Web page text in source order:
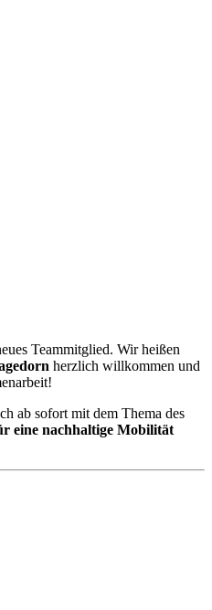
Teammitglied. Wir heißen
herzlich willkommen und
ab sofort mit dem Thema des
eine nachhaltige Mobilität